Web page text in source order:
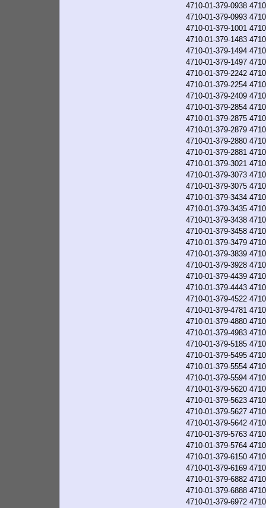
4710-01-379-0938
4710-01-379-0993
4710-01-379-1001
4710-01-379-1483
4710-01-379-1494
4710-01-379-1497
4710-01-379-2242
4710-01-379-2254
4710-01-379-2409
4710-01-379-2854
4710-01-379-2875
4710-01-379-2879
4710-01-379-2880
4710-01-379-2881
4710-01-379-3021
4710-01-379-3073
4710-01-379-3075
4710-01-379-3434
4710-01-379-3435
4710-01-379-3438
4710-01-379-3458
4710-01-379-3479
4710-01-379-3839
4710-01-379-3928
4710-01-379-4439
4710-01-379-4443
4710-01-379-4522
4710-01-379-4781
4710-01-379-4880
4710-01-379-4983
4710-01-379-5185
4710-01-379-5495
4710-01-379-5554
4710-01-379-5594
4710-01-379-5620
4710-01-379-5623
4710-01-379-5627
4710-01-379-5642
4710-01-379-5763
4710-01-379-5764
4710-01-379-6150
4710-01-379-6169
4710-01-379-6882
4710-01-379-6888
4710-01-379-6972